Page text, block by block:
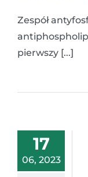
Zespół
pierwszy [...]
17
06, 2023